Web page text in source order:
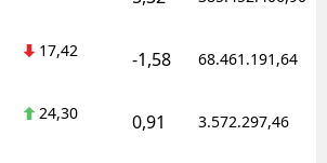
17,42 -1,58 68.461.191,64
24,30 0,91 3.572.297,46